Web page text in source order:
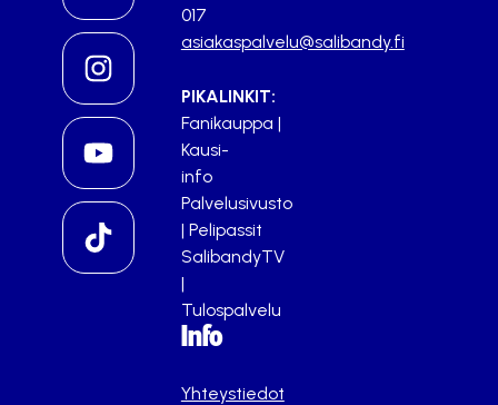
017
asiakaspalvelu@salibandy.fi
PIKALINKIT:
Fanikauppa |
Kausi-
info
Palvelusivusto
| Pelipassit
SalibandyTV
|
Tulospalvelu
Info
Yhteystiedot